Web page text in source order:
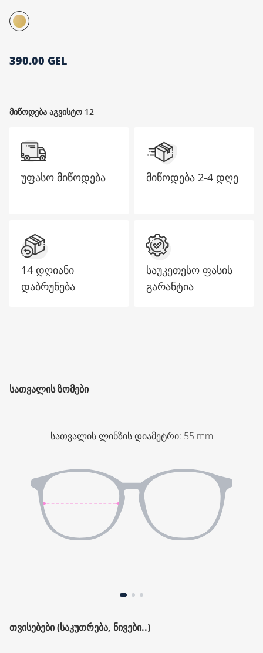
390.00 GEL
მიწოდება აგვისტო 12
უფასო მიწოდება
14 დღიანი
დაბრუნება
მიწოდება 2-4 დღე
საუკეთესო ფასის
გარანტია
ᲡᲐᲗᲕᲐᲚᲘᲡ ᲖᲝᲛᲔᲑᲘ
სათვალის ლინზის დიამეტრი: 55 mm
ᲗᲕᲘᲡᲔᲑᲔᲑᲘ (ᲡᲐᲙᲣᲗᲠᲔᲑᲐ, ᲜᲘᲕᲔᲑᲘ..)